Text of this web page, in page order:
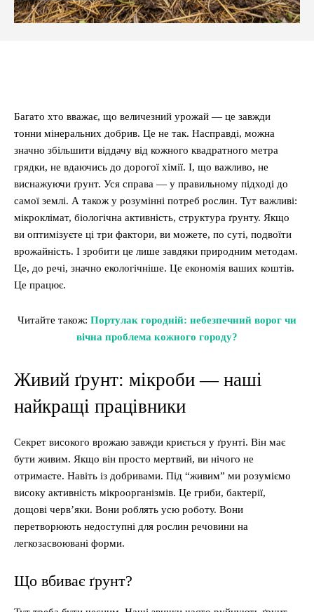
Багато хто вважає, що величезний урожай — це завжди
тонни мінеральних добрив. Це не так. Насправді, можна
значно збільшити віддачу від кожного квадратного метра
грядки, не вдаючись до дорогої хімії. І, що важливо, не
виснажуючи ґрунт. Уся справа — у правильному підході до
самої землі. А також у розумінні потреб рослин. Тут важливі:
мікроклімат, біологічна активність, структура ґрунту. Якщо
ви оптимізуєте ці три фактори, ви можете, по суті, подвоїти
врожайність. І зробити це лише завдяки природним методам.
Це, до речі, значно екологічніше. Це економія ваших коштів.
Це працює.
Читайте також: Портулак городній: небезпечний ворог чи
вічна проблема кожного городу?
Живий ґрунт: мікроби — наші
найкращі працівники
Секрет високого врожаю завжди криється у ґрунті. Він має
бути живим. Якщо він просто мертвий, ви нічого не
отримаєте. Навіть із добривами. Під “живим” ми розуміємо
високу активність мікроорганізмів. Це гриби, бактерії,
дощові черв’яки. Вони роблять усю роботу. Вони
перетворюють недоступні для рослин речовини на
легкозасвоювані форми.
Що вбиває ґрунт?